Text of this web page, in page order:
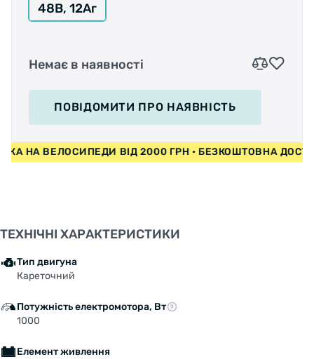
48В, 12Аг
Немає в наявності
ПОВІДОМИТИ ПРО НАЯВНІСТЬ
ВЕЛОСИПЕДИ ВІД 2000 ГРН • БЕЗКОШТОВНА
ТЕХНІЧНІ ХАРАКТЕРИСТИКИ
Тип двигуна
Кареточний
Потужність електромотора, Вт
1000
Елемент живлення